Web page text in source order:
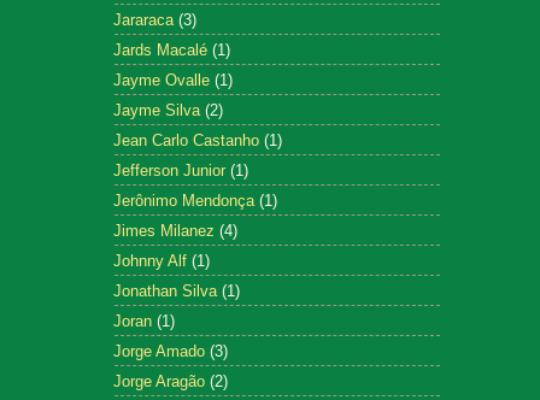
Jararaca (3)
Jards Macalé (1)
Jayme Ovalle (1)
Jayme Silva (2)
Jean Carlo Castanho (1)
Jefferson Junior (1)
Jerônimo Mendonça (1)
Jimes Milanez (4)
Johnny Alf (1)
Jonathan Silva (1)
Joran (1)
Jorge Amado (3)
Jorge Aragão (2)